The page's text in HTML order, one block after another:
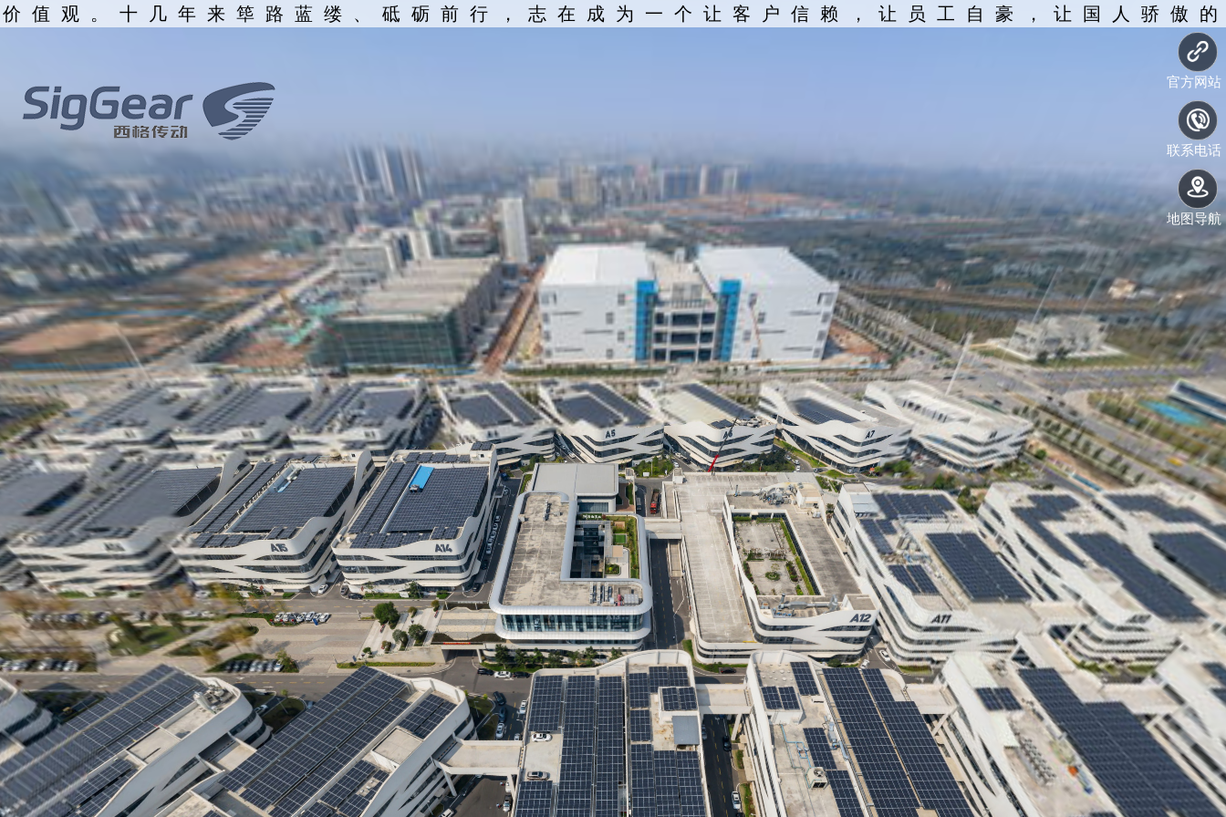
官方网站
联系电话
地图导航
。十几年来筚路蓝缕、砥砺前行，志在成为一个让客户信赖，让员工自豪，让国人骄傲